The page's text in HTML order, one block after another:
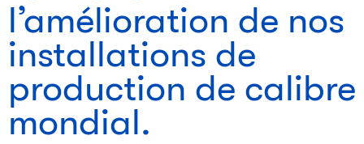
l’amélioration de nos
installations de
production de calibre
mondial.